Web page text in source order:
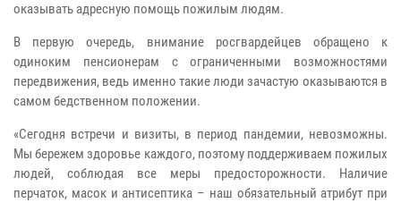
оказывать адресную помощь пожилым людям.
В первую очередь, внимание росгвардейцев обращено к
одиноким пенсионерам с ограниченными возможностями
передвижения, ведь именно такие люди зачастую оказываются в
самом бедственном положении.
«Сегодня встречи и визиты, в период пандемии, невозможны.
Мы бережем здоровье каждого, поэтому поддерживаем пожилых
людей, соблюдая все меры предосторожности. Наличие
перчаток, масок и антисептика – наш обязательный атрибут при